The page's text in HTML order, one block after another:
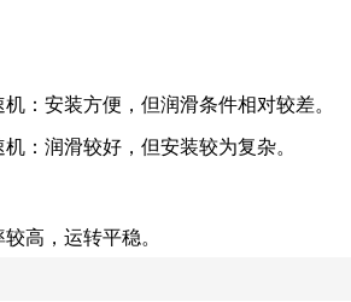
：安装方便，但润滑条件相对较差。
：润滑较好，但安装较为复杂。
高，运转平稳。